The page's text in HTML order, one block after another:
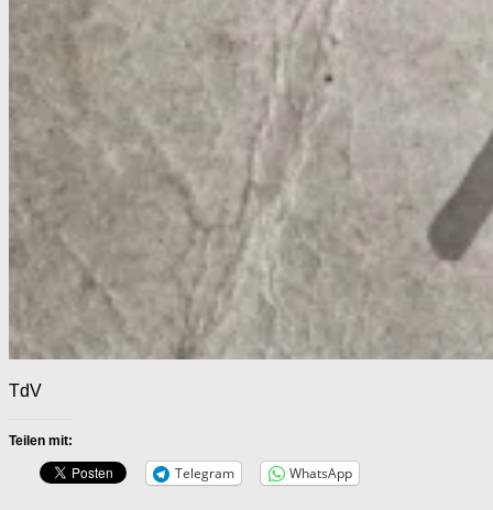
TdV
Teilen mit:
Telegram WhatsApp